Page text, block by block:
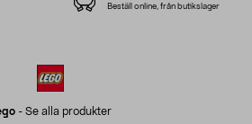
- Se alla produkter
Beställ online, från butikslager